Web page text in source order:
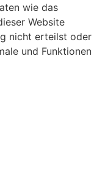
wie das
Website
nicht erteilst oder
und Funktionen